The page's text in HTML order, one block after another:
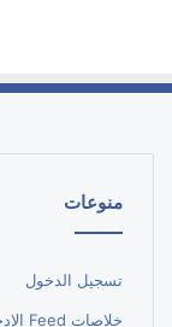
منوعات
تسجيل الدخول
خلاصات Feed الإدخالات